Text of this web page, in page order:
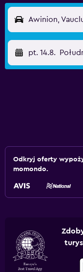
Awinion,
pt. 14.8.
Odkryj oferty
momondo.